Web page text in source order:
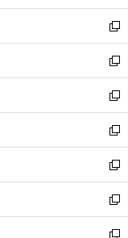
開
く
ウ
で
開
く
ン
ド
ウ
で
開
く
ウ
ィ
ン
ド
ウ
で
開
く
新
し
い
ウ
ィ
ン
ド
ウ
で
開
く
新
し
い
ウ
ィ
ン
ド
ウ
で
開
く
新
し
い
ウ
ィ
ン
ド
ウ
で
新
し
い
ウ
ィ
ン
ド
新
し
い
ウ
新
し